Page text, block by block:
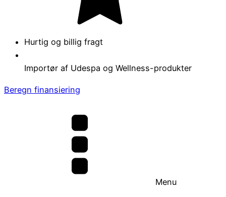
Hurtig og billig fragt
Importør af Udespa og Wellness-produkter
Beregn finansiering
Menu